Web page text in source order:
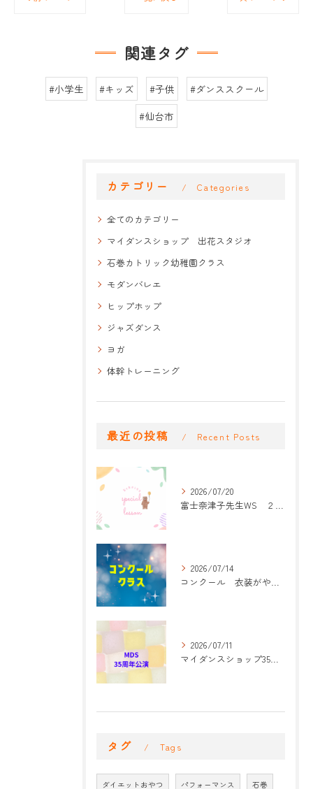
関連タグ
#小学生 #キッズ #子供
#ダンススクール
#仙台市
カテゴリー Categories
全てのカテゴリー
マイダンスショップ 出花スタジオ
石巻カトリック幼稚園クラス
モダンバレエ
ヒップホップ
ジャズダンス
ヨガ
体幹トレーニング
最近の投稿 Recent Posts
2026/07/20
富士奈津子先生WS ２回目
2026/07/14
コンクール 衣装がやって来た！
2026/07/11
マイダンスショップ35周年記念公演 振付開始
タグ Tags
ダイエットおやつ パフォーマンス 石巻